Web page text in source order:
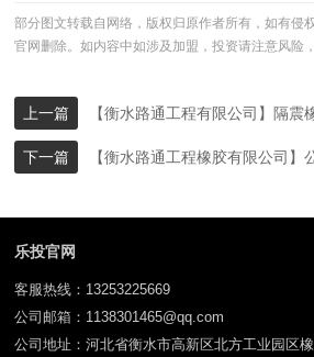
部分图文转载自网络，版权归原作者所有，如有侵
官网删除。如内容中如涉及加盟，投资请注意风险
上一篇
下一篇
乐投官网
客服热线：13253225669
公司邮箱：1138301465@qq.com
公司地址：河北省衡水市高新区北方工业园区